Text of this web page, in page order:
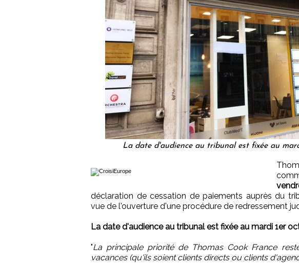
La date d'audience au tribunal est fixée au
déclaration de cessation de paiements auprès du
vue de l'ouverture d'une procédure de redressement
La date d'audience au tribunal est fixée au mardi 1er
"La principale priorité de Thomas Cook France
vacances (qu'ils soient clients directs ou clients